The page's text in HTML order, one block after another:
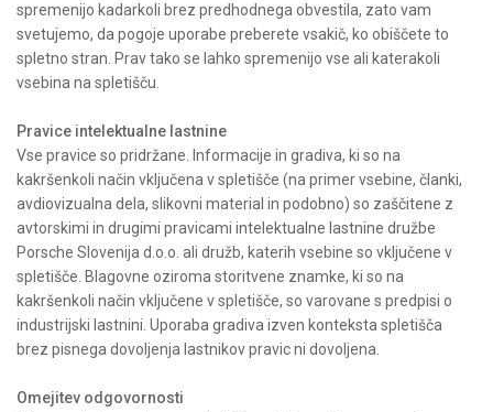
spremenijo kadarkoli brez predhodnega obvestila, zato vam
svetujemo, da pogoje uporabe preberete vsakič, ko obiščete to
spletno stran. Prav tako se lahko spremenijo vse ali katerakoli
vsebina na spletišču.
Pravice intelektualne lastnine
Vse pravice so pridržane. Informacije in gradiva, ki so na
kakršenkoli način vključena v spletišče (na primer vsebine, članki,
avdiovizualna dela, slikovni material in podobno) so zaščitene z
avtorskimi in drugimi pravicami intelektualne lastnine družbe
Porsche Slovenija d.o.o. ali družb, katerih vsebine so vključene v
spletišče. Blagovne oziroma storitvene znamke, ki so na
kakršenkoli način vključene v spletišče, so varovane s predpisi o
industrijski lastnini. Uporaba gradiva izven konteksta spletišča
brez pisnega dovoljenja lastnikov pravic ni dovoljena.
Omejitev odgovornosti